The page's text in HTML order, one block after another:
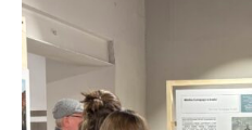
plików
dźwiękowych